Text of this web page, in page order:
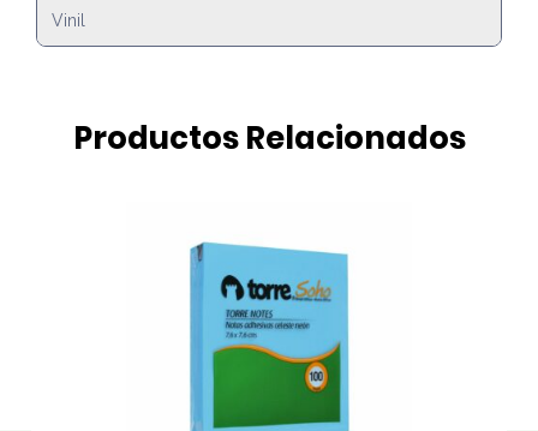
Vinil
Productos Relacionados